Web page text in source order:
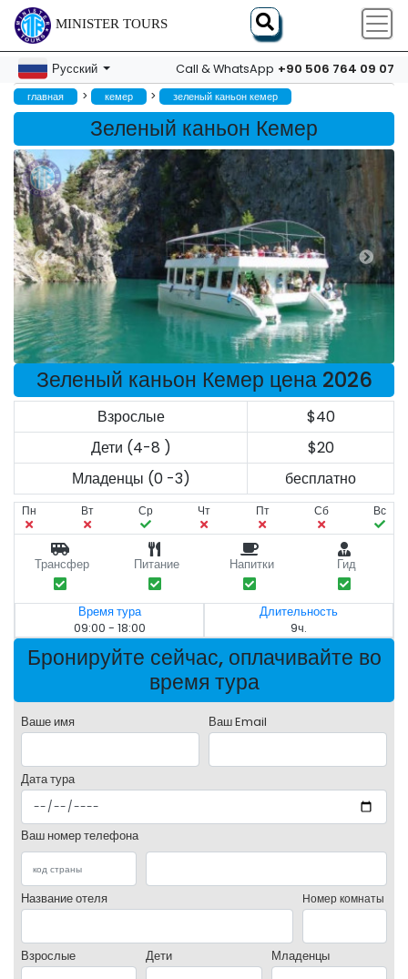
MINISTER TOURS
Русский Call & WhatsApp +90 506 764 09 07
главная > кемер > зеленый каньон кемер
Зеленый каньон Кемер
Зеленый каньон Кемер цена 2026
Взрослые
$40
Дети (4-8 )
$20
Младенцы (0 -3)
бесплатно
Пн Вт Ср Чт Пт Сб Вс
Трансфер Питание Напитки Гид
Время тура
09:00 - 18:00
Длительность
9ч.
Бронируйте сейчас, оплачивайте во
время тура
Ваше имя Ваш Email
Дата тура
Ваш номер телефона
Название отеля Номер комнаты
Взрослые Дети Младенцы